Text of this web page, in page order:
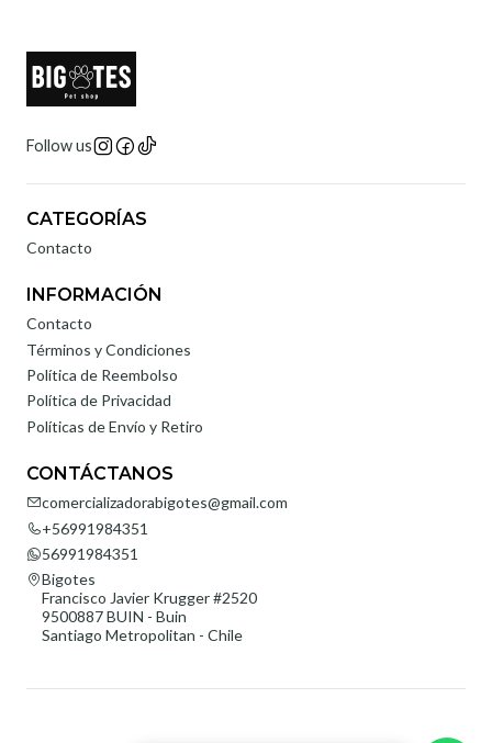
Follow us
CATEGORÍAS
Contacto
INFORMACIÓN
Contacto
Términos y Condiciones
Política de Reembolso
Política de Privacidad
Políticas de Envío y Retiro
CONTÁCTANOS
comercializadorabigotes@gmail.com
+56991984351
56991984351
Bigotes
Francisco Javier Krugger #2520
9500887 BUIN - Buin
Santiago Metropolitan - Chile